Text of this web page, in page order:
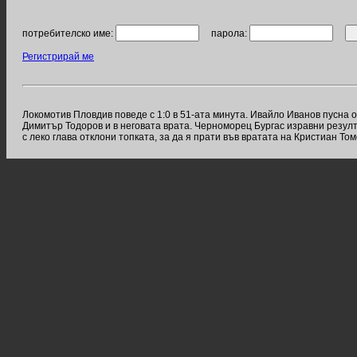
потребителско име: парола:
Регистрирай ме
Локомотив Пловдив поведе с 1:0 в 51-ата минута. Ивайло Иванов
Димитър Тодоров и в неговата врата. Черноморец Бургас изравни
с леко глава отклони топката, за да я прати във вратата на Кристиан